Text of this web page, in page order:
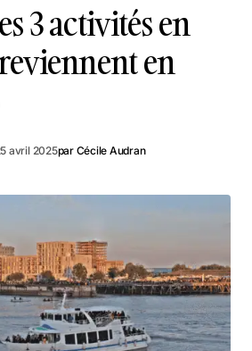
3 activités en
en
avril 2025par Cécile Audran